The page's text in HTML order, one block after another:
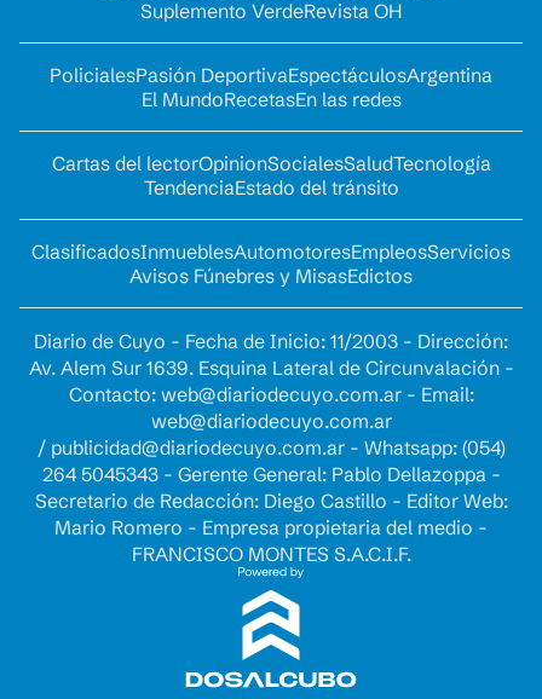
Suplemento VerdeRevista OH
PolicialesPasión DeportivaEspectáculosArgentina
El MundoRecetasEn las redes
Cartas del lectorOpinionSocialesSaludTecnología
TendenciaEstado del tránsito
ClasificadosInmueblesAutomotoresEmpleosServicios
Avisos Fúnebres y MisasEdictos
Diario de Cuyo - Fecha de Inicio: 11/2003 - Dirección:
Av. Alem Sur 1639. Esquina Lateral de Circunvalación -
Contacto: web@diariodecuyo.com.ar- Email:
web@diariodecuyo.com.ar
/ publicidad@diariodecuyo.com.ar- Whatsapp: (054)
264 5045343 - Gerente General: Pablo Dellazoppa -
Secretario de Redacción: Diego Castillo - Editor Web:
Mario Romero - Empresa propietaria del medio -
FRANCISCO MONTES S.A.C.I.F.